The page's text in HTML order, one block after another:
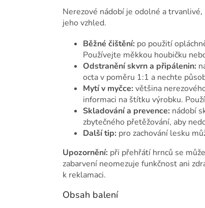
Nerezové nádobí je odolné a
jeho vzhled.
Běžné čištění: po použití
Používejte měkkou houbičku
Odstranění skvrn a připálenin:
octa v poměru 1:1 a nechte
Mytí v myčce: většina
informaci na štítku výrobku.
Skladování a prevence: nádobí
zbytečného přetěžování, aby
Další tip: pro zachování lesku
Upozornění: při přehřátí hrnců se
zabarvení neomezuje funkčnost ani
k reklamaci.
Obsah balení